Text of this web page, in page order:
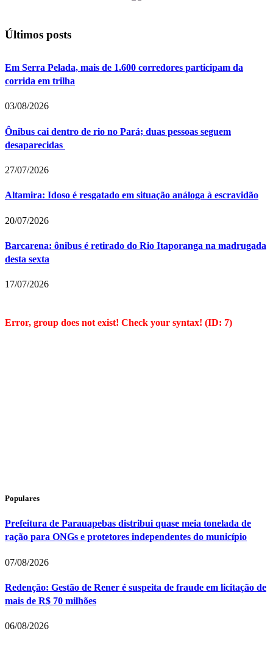
Últimos posts
Em Serra Pelada, mais de 1.600 corredores participam da
corrida em trilha
03/08/2026
Ônibus cai dentro de rio no Pará; duas pessoas seguem
desaparecidas
27/07/2026
Altamira: Idoso é resgatado em situação análoga à escravidão
20/07/2026
Barcarena: ônibus é retirado do Rio Itaporanga na madrugada
desta sexta
17/07/2026
Error, group does not exist! Check your syntax! (ID: 7)
Populares
Prefeitura de Parauapebas distribui quase meia tonelada de
ração para ONGs e protetores independentes do município
07/08/2026
Redenção: Gestão de Rener é suspeita de fraude em licitação de
mais de R$ 70 milhões
06/08/2026